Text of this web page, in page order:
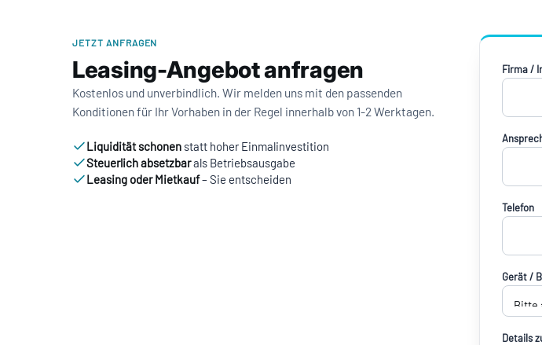
JETZT ANFRAGEN
Leasing-Angebot anfragen
Kostenlos und unverbindlich. Wir melden uns mit den passenden
Konditionen für Ihr Vorhaben in der Regel innerhalb von 1-2 Werktagen.
Liquidität schonen statt hoher Einmalinvestition
Steuerlich absetzbarals Betriebsausgabe
Leasing oder Mietkauf– Sie entscheiden
Firma /
Telefon
Gerät /
Details